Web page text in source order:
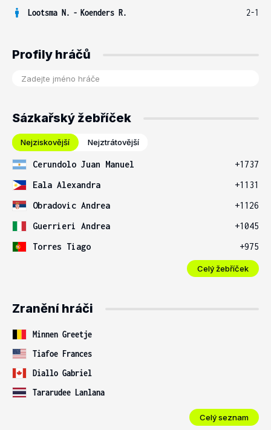
Lootsma N. - Koenders R. 2-1
Profily hráčů
Sázkařský žebříček
Nejziskovější Nejztrátovější
Cerundolo Juan Manuel
+1737
Eala Alexandra
+1131
Obradovic Andrea
+1126
Guerrieri Andrea
+1045
Torres Tiago
+975
Celý žebříček
Zranění hráči
Minnen Greetje
Tiafoe Frances
Diallo Gabriel
Tararudee Lanlana
Celý seznam